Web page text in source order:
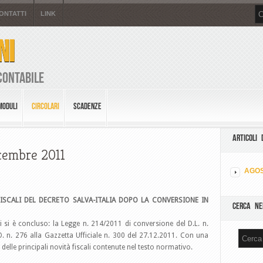
LINK
CIRCOLARI SCADENZE
2011
DEL DECRETO SALVA-ITALIA DOPO LA CONVERSIONE IN
è concluso: la Legge n. 214/2011 di conversione del D.L. n.
n. 276 alla Gazzetta Ufficiale n. 300 del 27.12.2011. Con una
principali novità fiscali contenute nel testo normativo.
ARTICOLI
CERCA